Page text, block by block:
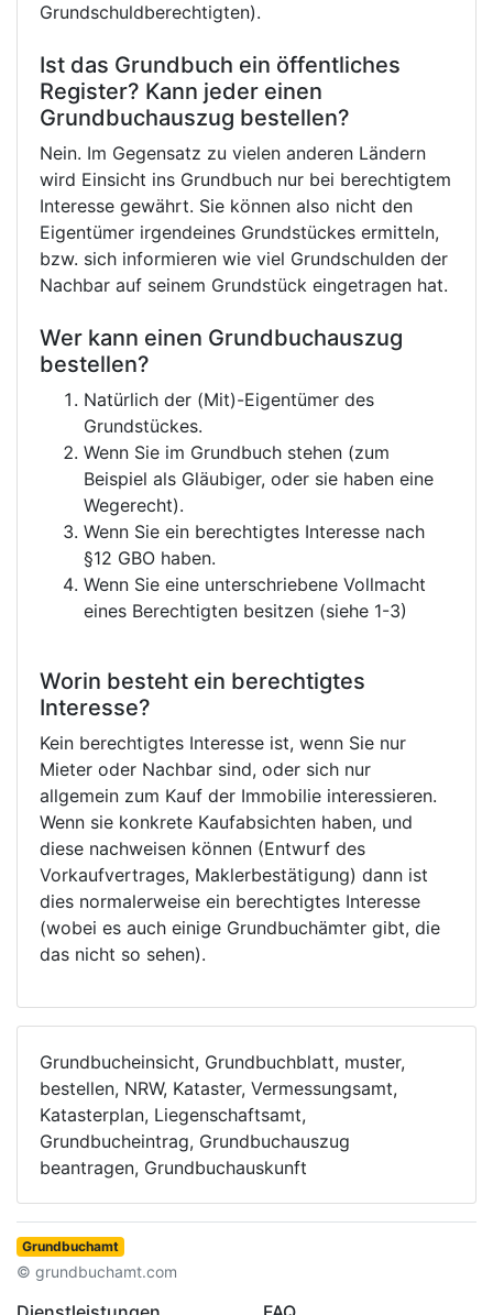
Grundschuldberechtigten).
Ist das Grundbuch ein öffentliches
Register? Kann jeder einen
Grundbuchauszug bestellen?
Nein. Im Gegensatz zu vielen anderen Ländern
wird Einsicht ins Grundbuch nur bei berechtigtem
Interesse gewährt. Sie können also nicht den
Eigentümer irgendeines Grundstückes ermitteln,
bzw. sich informieren wie viel Grundschulden der
Nachbar auf seinem Grundstück eingetragen hat.
Wer kann einen Grundbuchauszug
bestellen?
Natürlich der (Mit)-Eigentümer des
Grundstückes.
Wenn Sie im Grundbuch stehen (zum
Beispiel als Gläubiger, oder sie haben eine
Wegerecht).
Wenn Sie ein berechtigtes Interesse nach
§12 GBO haben.
Wenn Sie eine unterschriebene Vollmacht
eines Berechtigten besitzen (siehe 1-3)
Worin besteht ein berechtigtes
Interesse?
Kein berechtigtes Interesse ist, wenn Sie nur
Mieter oder Nachbar sind, oder sich nur
allgemein zum Kauf der Immobilie interessieren.
Wenn sie konkrete Kaufabsichten haben, und
diese nachweisen können (Entwurf des
Vorkaufvertrages, Maklerbestätigung) dann ist
dies normalerweise ein berechtigtes Interesse
(wobei es auch einige Grundbuchämter gibt, die
das nicht so sehen).
Grundbucheinsicht, Grundbuchblatt, muster,
bestellen, NRW, Kataster, Vermessungsamt,
Katasterplan, Liegenschaftsamt,
Grundbucheintrag, Grundbuchauszug
beantragen, Grundbuchauskunft
Grundbuchamt
© grundbuchamt.com